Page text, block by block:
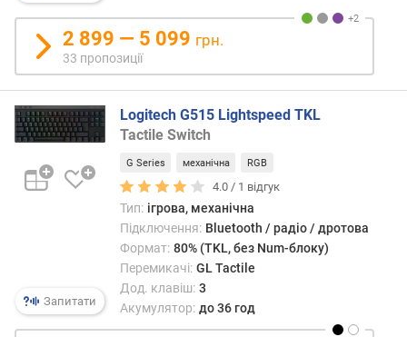
о
а
а
н
н
я
з
к
і
с
2 899 — 5 099 грн.
33 пропозиції
Запитати
Logitech G515 Lightspeed TKL
Tactile Switch
G Series механічна RGB
4.0 / 1 відгук
Тип: ігрова, механічна
Підключення: Bluetooth / радіо / дротова
Формат: 80% (TKL, без Num-блоку)
Перемикачі: GL Tactile
Дод. клавіш: 3
Акумулятор: до 36 год